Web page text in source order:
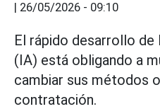
| 26/05/2026 - 09:10
El rápido desarrollo de
(IA) está obligando a
cambiar sus métodos
contratación.